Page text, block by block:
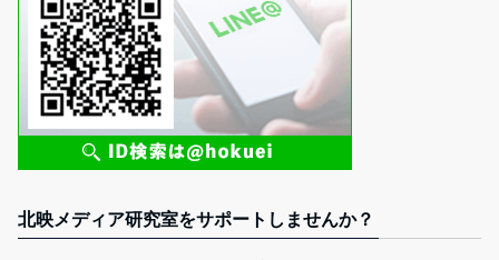
北映メディア研究室をサポートしませんか？